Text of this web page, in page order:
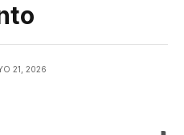
21, 2026